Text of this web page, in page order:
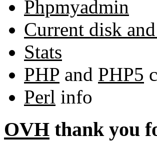
Phpmyadmin
Current disk
Stats
PHP and PHP5
Perl info
OVH thank you